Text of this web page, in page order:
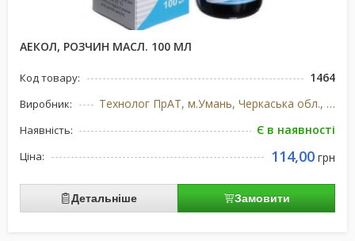
АЕКОЛ, РОЗЧИН МАСЛ. 100 МЛ
Код товару: 1464
Виробник: Технолог ПрАТ, м.Умань, Черкаська обл., Україна
Наявність: Є в наявності
Ціна: 114,00 грн
Детальніше Замовити